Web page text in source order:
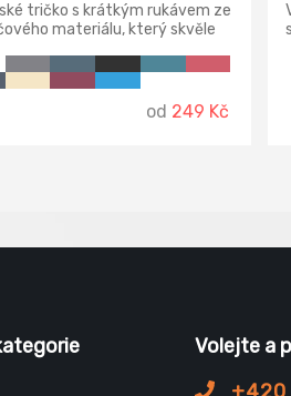
tričko s krátkým rukávem ze
materiálu, který skvěle
od 249 Kč
Volejte a